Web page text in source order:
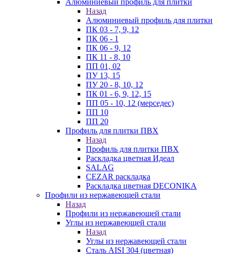
Алюминиевый профиль для плитки
Назад
Алюминиевый профиль для плитки
ПК 03 - 7, 9, 12
ПК 06 - 1
ПК 06 - 9, 12
ПК 11 - 8, 10
ПП 01, 02
ПУ 13, 15
ПУ 20 - 8, 10, 12
ПК 01 - 6, 9, 12, 15
ПП 05 - 10, 12 (мерседес)
ПП 10
ПП 20
Профиль для плитки ПВХ
Назад
Профиль для плитки ПВХ
Раскладка цветная Идеал
SALAG
CEZAR раскладка
Раскладка цветная DECONIKA
Профили из нержавеющей стали
Назад
Профили из нержавеющей стали
Углы из нержавеющей стали
Назад
Углы из нержавеющей стали
Сталь AISI 304 (цветная)